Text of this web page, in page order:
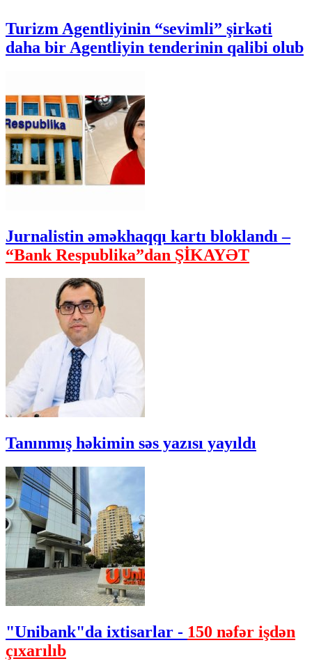
Turizm Agentliyinin “sevimli” şirkəti
daha bir Agentliyin tenderinin qalibi olub
Jurnalistin əməkhaqqı kartı bloklandı –
“Bank Respublika”dan ŞİKAYƏT
Tanınmış həkimin səs yazısı yayıldı
"Unibank"da ixtisarlar - 150 nəfər işdən
çıxarılıb